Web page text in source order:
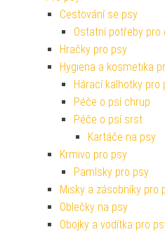
Cestování se psy
Ostatní potřeby
Hračky pro psy
Hygiena a kosmetika
Hárací kalhotky pro
Péče o psí chrup
Péče o psí srst
Kartáče na psy
Krmivo pro psy
Pamlsky pro psy
Misky a zásobníky pro
Oblečky na psy
Obojky a vodítka pro